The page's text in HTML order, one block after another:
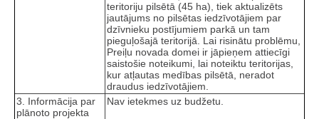
teritoriju pilsētā (45 ha), tiek aktualizēts
jautājums no pilsētas iedzīvotājiem par
dzīvnieku postījumiem parkā un tam
pieguļošajā teritorijā. Lai risinātu problēmu,
Preiļu novada domei ir jāpieņem attiecīgi
saistošie noteikumi, lai noteiktu teritorijas,
kur atļautas medības pilsētā, neradot
draudus iedzīvotājiem.
3. Informācija par
plānoto projekta
Nav ietekmes uz budžetu.